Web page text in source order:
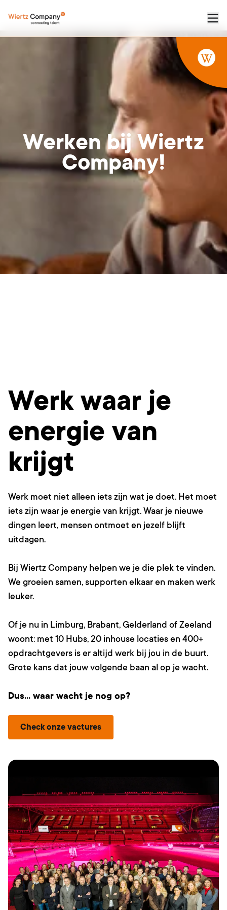
WerkenbijWiertz
Company!
Werk waar je
energie van
krijgt
Werk moet niet alleen iets zijn wat je doet. Het moet
iets zijn waar je energie van krijgt. Waar je nieuwe
dingen leert, mensen ontmoet en jezelf blijft
uitdagen.
Bij Wiertz Company helpen we je die plek te vinden.
We groeien samen, supporten elkaar en maken werk
leuker.
Of je nu in Limburg, Brabant, Gelderland of Zeeland
woont: met 10 Hubs, 20 inhouse locaties en 400+
opdrachtgevers is er altijd werk bij jou in de buurt.
Grote kans dat jouw volgende baan al op je wacht.
Dus… waar wacht je nog op?
Check onze vactures